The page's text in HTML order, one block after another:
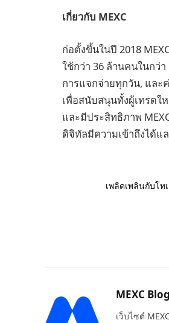
เกี่ยวกับ MEXC
ก่อตั้งขึ้นในปี 2018
ใช้กว่า 36 ล้านคนในกว่
การแจกจ่ายทุกวัน, และ
เพื่อสนับสนุนทั้งผู้เทรด
และมีประสิทธิภาพ
ดิจิทัลมีความเข้าถึงได้แ
เพลิดเพลินกับโ
MEXC Blog
เว็บไซต์